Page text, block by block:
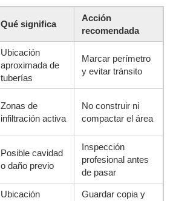
Qué significa
Acción
recomendada
Ubicación
aproximada de
tuberías
Marcar perímetro
y evitar tránsito
Zonas de
infiltración activa
No construir ni
compactar el área
Posible cavidad
o daño previo
Inspección
profesional antes
de pasar
Ubicación
Guardar copia y